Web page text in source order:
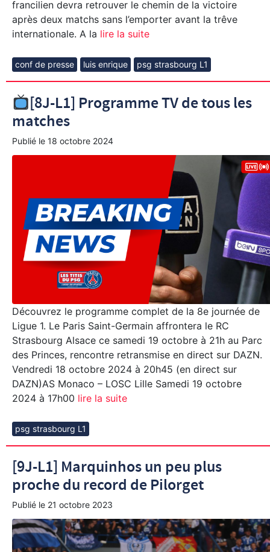
francilien devra retrouver le chemin de la victoire
après deux matchs sans l’emporter avant la trêve
internationale. A la lire la suite
conf de presse luis enrique psg strasbourg L1
[8J-L1] Programme TV de tous les
matches
Publié le 18 octobre 2024
Découvrez le programme complet de la 8e journée de
Ligue 1. Le Paris Saint-Germain affrontera le RC
Strasbourg Alsace ce samedi 19 octobre à 21h au Parc
des Princes, rencontre retransmise en direct sur DAZN.
Vendredi 18 octobre 2024 à 20h45 (en direct sur
DAZN)AS Monaco – LOSC Lille Samedi 19 octobre
2024 à 17h00 lire la suite
psg strasbourg L1
[9J-L1] Marquinhos un peu plus
proche du record de Pilorget
Publié le 21 octobre 2023